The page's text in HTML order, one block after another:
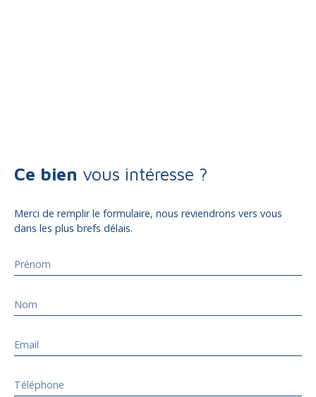
Ce bien vous intéresse ?
Merci de remplir le formulaire, nous reviendrons vers vous
dans les plus brefs délais.
Prénom
Nom
Email
Téléphone